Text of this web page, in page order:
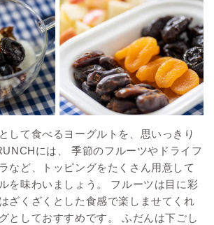
して食べるヨーグルトを、思いっきり
には、 季節のフルーツやドライフ
など、トッピングをたくさん用意して
を味わいましょう。 フルーツは目に彩
ざくざくとした食感で楽しませてくれ
としておすすめです。 ふだんは下ごし